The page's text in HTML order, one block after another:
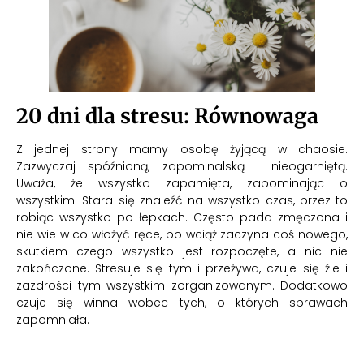
20 dni dla stresu: Równowaga
Z jednej strony mamy osobę żyjącą w chaosie.
Zazwyczaj spóźnioną, zapominalską i nieogarniętą.
Uważa, że wszystko zapamięta, zapominając o
wszystkim. Stara się znaleźć na wszystko czas, przez to
robiąc wszystko po łepkach. Często pada zmęczona i
nie wie w co włożyć ręce, bo wciąż zaczyna coś nowego,
skutkiem czego wszystko jest rozpoczęte, a nic nie
zakończone. Stresuje się tym i przeżywa, czuje się źle i
zazdrości tym wszystkim zorganizowanym. Dodatkowo
czuje się winna wobec tych, o których sprawach
zapomniała.